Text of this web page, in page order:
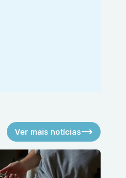
Ver mais notícias